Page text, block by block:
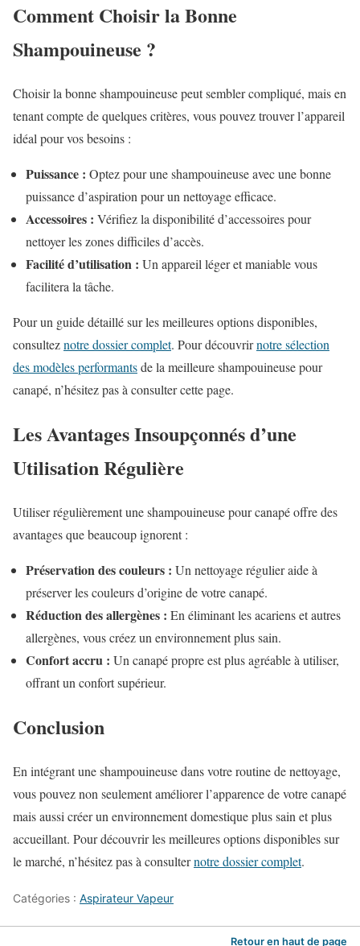
Comment Choisir la Bonne
Shampouineuse ?
Choisir la bonne shampouineuse peut sembler compliqué, mais en
tenant compte de quelques critères, vous pouvez trouver l’appareil
idéal pour vos besoins :
Puissance : Optez pour une shampouineuse avec une bonne
puissance d’aspiration pour un nettoyage efficace.
Accessoires : Vérifiez la disponibilité d’accessoires pour
nettoyer les zones difficiles d’accès.
Facilité d’utilisation : Un appareil léger et maniable vous
facilitera la tâche.
Pour un guide détaillé sur les meilleures options disponibles,
consulteznotre dossier complet. Pour découvrirnotre sélection
des modèles performantsde la meilleure shampouineuse pour
canapé, n’hésitez pas à consulter cette page.
Les Avantages Insoupçonnés d’une
Utilisation Régulière
Utiliser régulièrement une shampouineuse pour canapé offre des
avantages que beaucoup ignorent :
Préservation des couleurs : Un nettoyage régulier aide à
préserver les couleurs d’origine de votre canapé.
Réduction des allergènes : En éliminant les acariens et autres
allergènes, vous créez un environnement plus sain.
Confort accru : Un canapé propre est plus agréable à utiliser,
offrant un confort supérieur.
Conclusion
En intégrant une shampouineuse dans votre routine de nettoyage,
vous pouvez non seulement améliorer l’apparence de votre canapé
mais aussi créer un environnement domestique plus sain et plus
accueillant. Pour découvrir les meilleures options disponibles sur
le marché, n’hésitez pas à consulternotre dossier complet.
Catégories : Aspirateur Vapeur
Retour en haut de page